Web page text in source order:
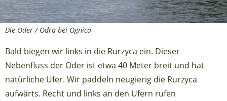
Die Oder / Odra bei Ognica
Bald biegen wir links in die Rurzyca ein. Dieser
Nebenfluss der Oder ist etwa 40 Meter breit und hat
natürliche Ufer. Wir paddeln neugierig die Rurzyca
aufwärts. Recht und links an den Ufern rufen